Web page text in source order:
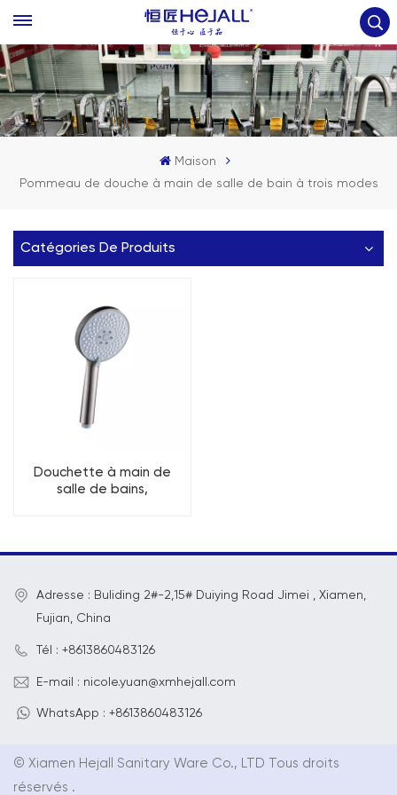
Maison
Pommeau de douche à main de salle de bain à trois modes
Catégories De Produits
Douchette à main de
salle de bains,
Adresse : Buliding 2#-2,15# Duiying Road Jimei , Xiamen,
Fujian, China
Tél : +8613860483126
E-mail : nicole.yuan@xmhejall.com
WhatsApp : +8613860483126
© Xiamen Hejall Sanitary Ware Co., LTD Tous droits
réservés .